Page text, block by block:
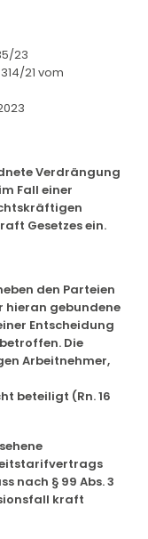
23
21 vom
Verdrängung
Fall einer
Gesetzes ein.
den Parteien
gebundene
Entscheidung
Die
Arbeitnehmer,
beteiligt (Rn. 16
nach § 99 Abs. 3
kraft